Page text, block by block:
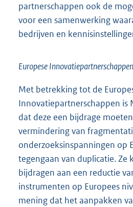
partnerschappen ook de
voor een samenwerking
bedrijven en
Europese
Met betrekking tot de
Innovatiepartnerschappen is
dat deze een bijdrage
vermindering van
onderzoeksinspanningen op
tegengaan van duplicatie. Ze
bijdragen aan een reductie
instrumenten op Europees
mening dat het aanpakken